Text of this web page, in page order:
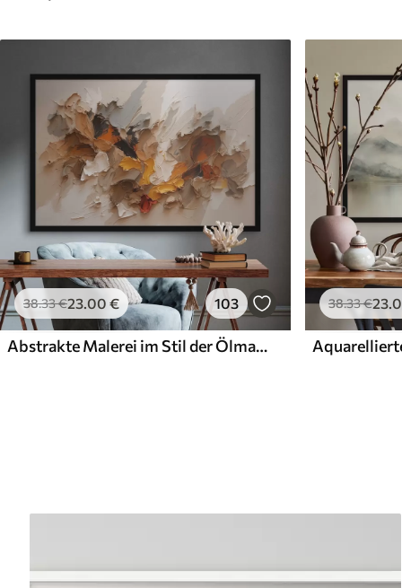
38.33€23.00 € 103
Abstrakte Malerei im Stil der Ölmalerei
38.33€23